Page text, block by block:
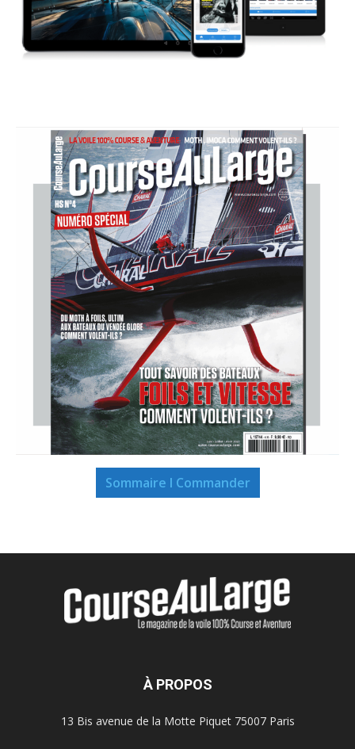
Sommaire I Commander
À PROPOS
13 Bis avenue de la Motte Piquet 75007 Paris